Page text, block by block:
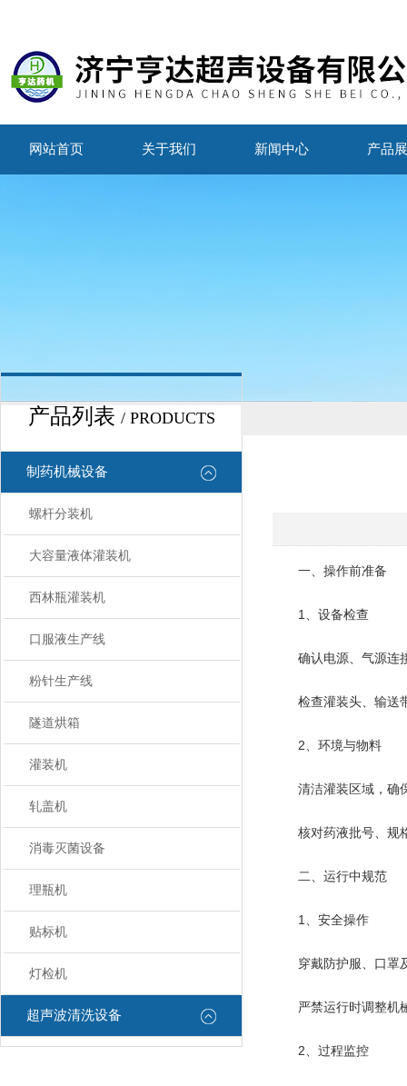
网站首页 关于我们 新闻中心 产品
产品列表 / PRODUCTS
制药机械设备
螺杆分装机
大容量液体灌装机
西林瓶灌装机
口服液生产线
粉针生产线
隧道烘箱
灌装机
轧盖机
消毒灭菌设备
理瓶机
贴标机
灯检机
超声波清洗设备
一、操作前准备
‌1、设备检查‌
确认电源、气源连接
检查灌装头、输送带
‌2、环境与物料‌
清洁灌装区域，确
核对药液批号、规格
二、运行中规范
‌1、安全操作‌
穿戴防护服、口罩
严禁运行时调整机
‌2、过程监控‌